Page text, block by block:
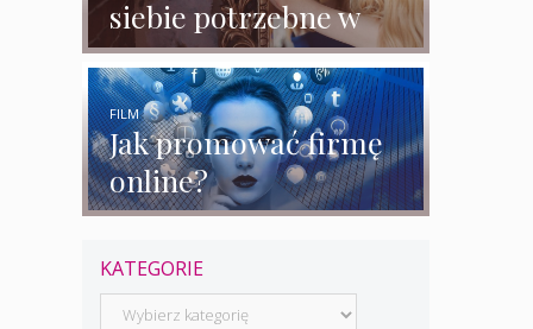
siebie potrzebne w
biznesie?
Jak promować firmę
online?
FILM
KATEGORIE
Kategorie